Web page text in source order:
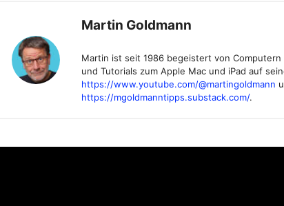
Martin Goldmann
Martin ist seit 1986 begeistert von
und Tutorials zum Apple Mac und iPad auf
https://www.youtube.com/@martingoldmann
https://mgoldmanntipps.substack.com/.